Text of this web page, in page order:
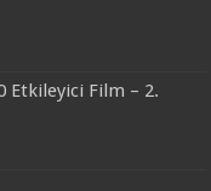
Etkileyici Film – 2.